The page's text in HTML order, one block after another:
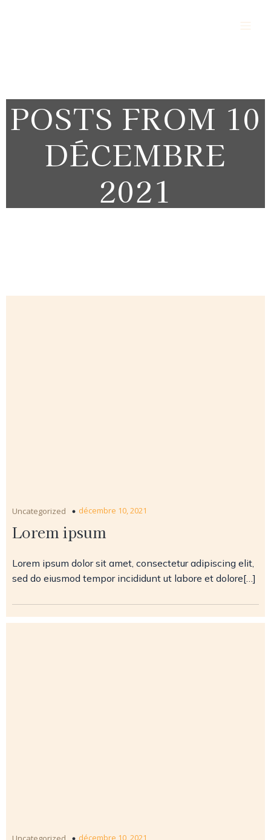
POSTS FROM 10
DÉCEMBRE
2021
Uncategorized décembre 10, 2021
Lorem ipsum
Lorem ipsum dolor sit amet, consectetur adipiscing elit,
sed do eiusmod tempor incididunt ut labore et dolore[…]
décembre 10, 2021